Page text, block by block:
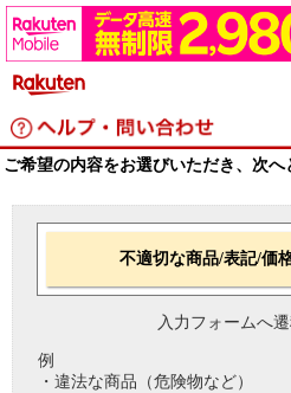
ご希望の内容をお選びいただき、次へ
不適切な商品/表記/価
入力フォームへ遷
例
・違法な商品（危険物など）